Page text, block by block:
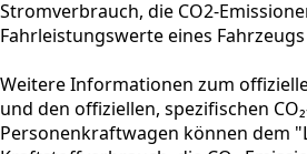
Stromverbrauch, die CO2-
Fahrleistungswerte eines
Weitere Informationen zum
und den offiziellen, spezifischen
Personenkraftwagen können dem